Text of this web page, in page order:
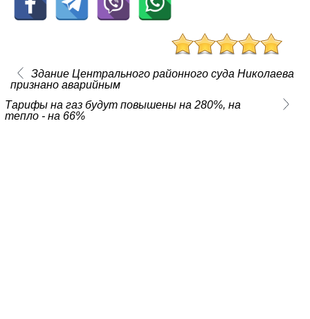
Здание Центрального районного суда Николаева
признано аварийным
Тарифы на газ будут повышены на 280%, на
тепло - на 66%